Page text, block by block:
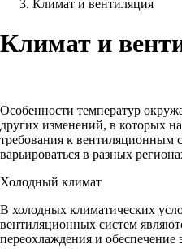
Климат и вентиляция
Климат и
Особенности температур
других изменений, в которых
требования к вентиляционным
варьироваться в разных
Холодный климат
В холодных климатических
вентиляционных систем
переохлаждения и обеспечение